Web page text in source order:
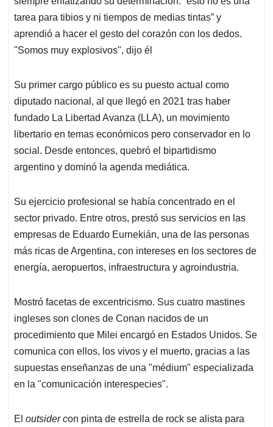
tarea para tibios y ni tiempos de medias tintas” y
aprendió a hacer el gesto del corazón con los dedos.
"Somos muy explosivos", dijo él
Su primer cargo público es su puesto actual como
diputado nacional, al que llegó en 2021 tras haber
fundado La Libertad Avanza (LLA), un movimiento
libertario en temas económicos pero conservador en lo
social. Desde entonces, quebró el bipartidismo
argentino y dominó la agenda mediática.
Su ejercicio profesional se había concentrado en el
sector privado. Entre otros, prestó sus servicios en las
empresas de Eduardo Eurnekián, una de las personas
más ricas de Argentina, con intereses en los sectores de
energía, aeropuertos, infraestructura y agroindustria.
Mostró facetas de excentricismo. Sus cuatro mastines
ingleses son clones de Conan nacidos de un
procedimiento que Milei encargó en Estados Unidos. Se
comunica con ellos, los vivos y el muerto, gracias a las
supuestas enseñanzas de una "médium" especializada
en la "comunicación interespecies".
El outsider con pinta de estrella de rock se alista para